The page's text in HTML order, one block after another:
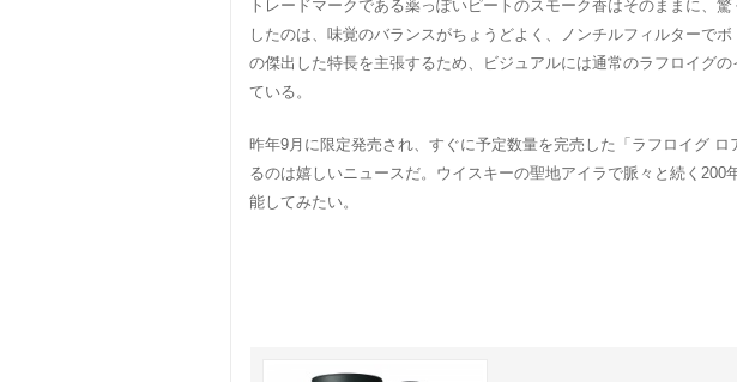
トレードマークである薬っぽいピートのスモーク香はそのままに、
したのは、味覚のバランスがちょうどよく、ノンチルフィルターで
の傑出した特長を主張するため、ビジュアルには通常のラフロイグ
ている。
昨年9月に限定発売され、すぐに予定数量を完売した「ラフロイグ
るのは嬉しいニュースだ。ウイスキーの聖地アイラで脈々と続く
能してみたい。